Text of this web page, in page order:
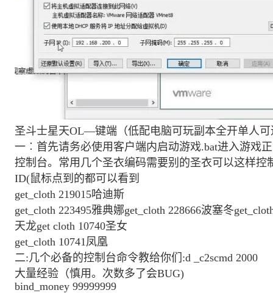
圣斗士星天OL—键端（低配电脑可玩副本全开单人可
一︰首先请务必使用客户端内启动游戏.bat进入游戏
控制台。常用几个圣衣编码需要别的圣衣可以这样控
ID(鼠标点到的都可以看到
get_cloth 219015哈迪斯
get_cloth 223495雅典娜get_cloth 228666波塞冬
天龙get cloth 10740圣女
get_cloth 10741凤凰
二:几个必备的控制台命令教给你们:d _c2scmd 2000
大量经验（慎用。次数多了会BUG)
bind_money 99999999